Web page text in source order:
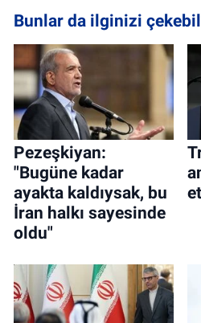
Bunlar da ilginizi
Pezeşkiyan:
"Bugüne kadar
ayakta kaldıysak, bu
İran halkı sayesinde
oldu"